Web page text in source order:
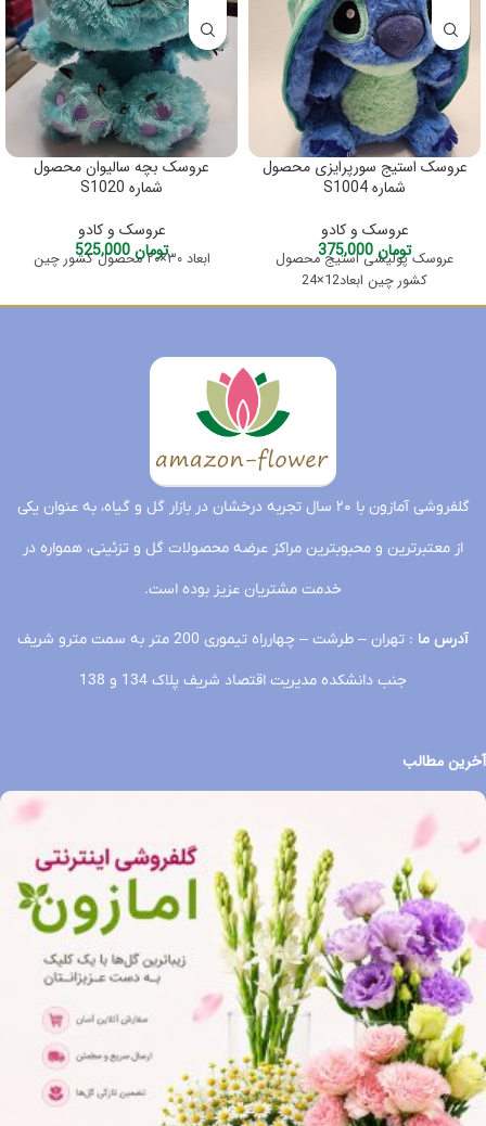
عروسک استیج سورپرایزی محصول
شماره S1004
عروسک و کادو
تومان
عروسک پولیشی استیج محصول
کشور چین ابعاد12×24
عروسک بچه سالیوان محصول
شماره S1020
عروسک و کادو
تومان
ابعاد ۳۰×۲۰ محصول کشور چین
گلفروشی آمازون با ۲۰ سال تجربه درخشان در بازار گل و گیاه، به عنوان یکی
از معتبرترین و محبوبترین مراکز عرضه محصولات گل و تزئینی، همواره در
خدمت مشتریان عزیز بوده است.
آدرس ما
: تهران – طرشت – چهارراه تیموری 200 متر به سمت مترو شریف
جنب دانشکده مدیریت اقتصاد شریف پلاک 134 و 138
آخرین مطالب